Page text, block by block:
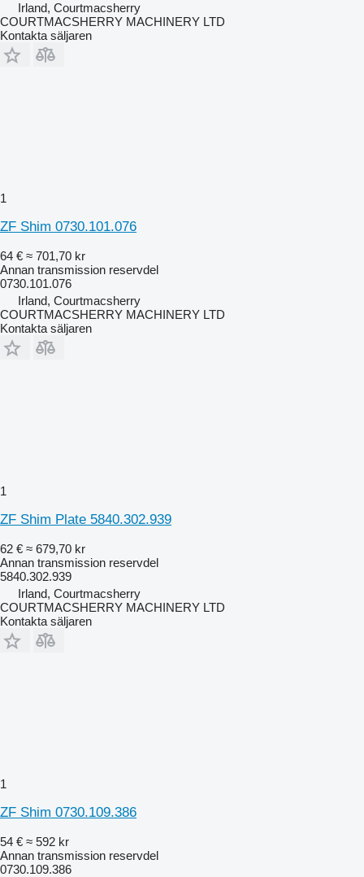
Irland, Courtmacsherry
COURTMACSHERRY MACHINERY LTD
Kontakta säljaren
1
ZF Shim 0730.101.076
64 € ≈ 701,70 kr
Annan transmission reservdel
0730.101.076
Irland, Courtmacsherry
COURTMACSHERRY MACHINERY LTD
Kontakta säljaren
1
ZF Shim Plate 5840.302.939
62 € ≈ 679,70 kr
Annan transmission reservdel
5840.302.939
Irland, Courtmacsherry
COURTMACSHERRY MACHINERY LTD
Kontakta säljaren
1
ZF Shim 0730.109.386
54 € ≈ 592 kr
Annan transmission reservdel
0730.109.386